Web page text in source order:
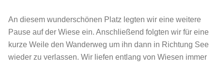
An diesem wunderschönen Platz legten wir eine weitere
Pause auf der Wiese ein. Anschließend folgten wir für eine
kurze Weile den Wanderweg um ihn dann in Richtung See
wieder zu verlassen. Wir liefen entlang von Wiesen immer